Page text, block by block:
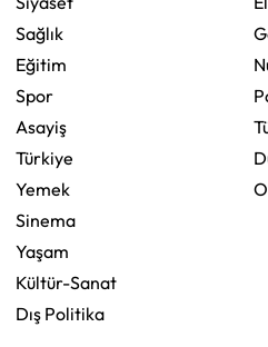
Sağlık
Eğitim
Spor
Asayiş
Türkiye
Yemek
Sinema
Yaşam
Kültür-Sanat
Dış Politika